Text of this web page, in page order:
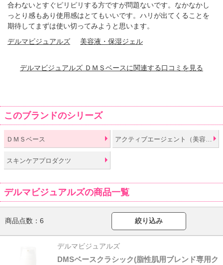
合わないとすぐピリピリする方ですが問題ないです。なかなかし
っとり感もあり使用感はとてもいいです。ハリが出てくることを
期待してまずは使い切ってみようと思います。
デルマビジュアルズ
美容液・保湿ジェル
デルマビジュアルズ ＤＭＳベースに関連する口コミを見る
このブランドのシリーズ
ＤＭＳベース
スキンケアプロダクツ
デルマビジュアルズの商品一覧
商品点数： 6 絞り込み
デルマビジュアルズ
DMSベースクラシック(脂性肌用ブレンド専用ク